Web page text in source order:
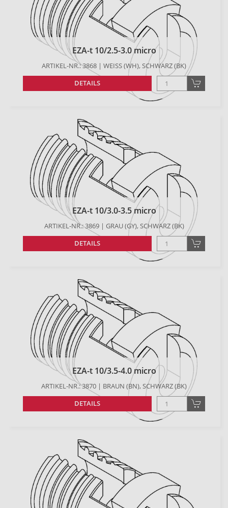
EZA-t 10/2.5-3.0 micro
ARTIKEL-NR.: 3868 | WEISS (WH), SCHWARZ (BK)
DETAILS
EZA-t 10/3.0-3.5 micro
ARTIKEL-NR.: 3869 | GRAU (GY), SCHWARZ (BK)
DETAILS
EZA-t 10/3.5-4.0 micro
ARTIKEL-NR.: 3870 | BRAUN (BN), SCHWARZ (BK)
DETAILS